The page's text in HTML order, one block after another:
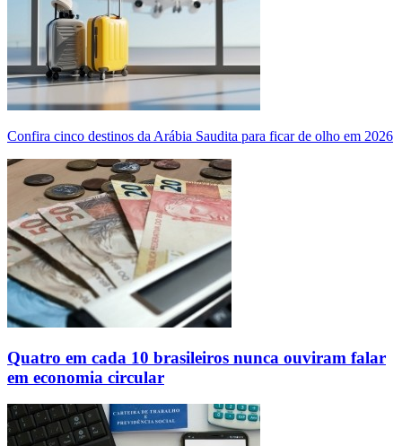
Confira cinco destinos da Arábia Saudita para ficar de olho em 2026
Quatro em cada 10 brasileiros nunca ouviram falar
em economia circular